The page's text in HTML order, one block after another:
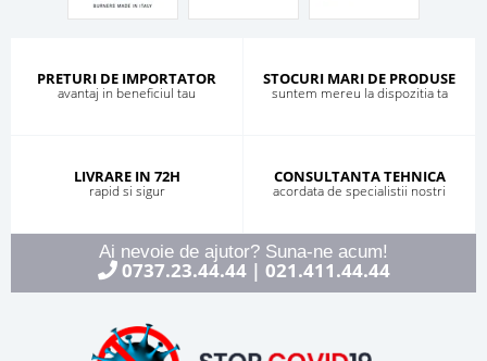
PRETURI DE IMPORTATOR
avantaj in beneficiul tau
STOCURI MARI DE PRODUSE
suntem mereu la dispozitia ta
LIVRARE IN 72H
rapid si sigur
CONSULTANTA TEHNICA
acordata de specialistii nostri
Ai nevoie de ajutor? Suna-ne acum!
0737.23.44.44| 021.411.44.44